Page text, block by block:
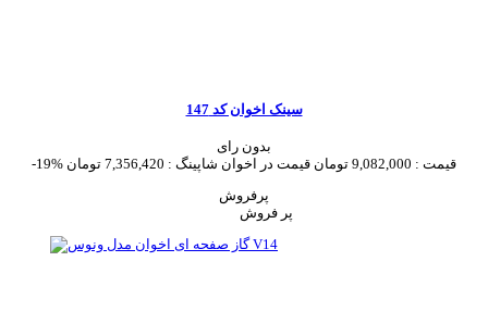
سینک اخوان کد 147
بدون رای
-19%
قیمت : 9,082,000 تومان قیمت در اخوان شاپینگ : 7,356,420 تومان
پرفروش